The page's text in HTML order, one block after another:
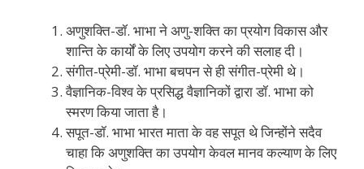
अणुशक्ति-डॉ. भाभा ने अणु-शक्ति का प्रयोग विकास और
शान्ति के कार्यों के लिए उपयोग करने की सलाह दी।
संगीत-प्रेमी-डॉ. भाभा बचपन से ही संगीत-प्रेमी थे।
वैज्ञानिक-विश्व के प्रसिद्ध वैज्ञानिकों द्वारा डॉ. भाभा को
स्मरण किया जाता है।
सपूत-डॉ. भाभा भारत माता के वह सपूत थे जिन्होंने सदैव
चाहा कि अणुशक्ति का उपयोग केवल मानव कल्याण के लिए